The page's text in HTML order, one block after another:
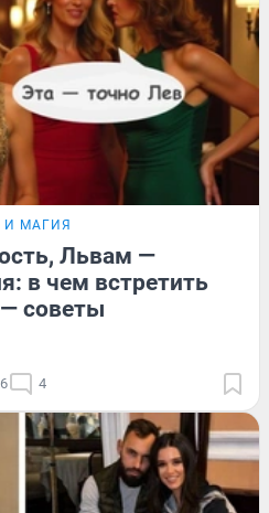
И МАГИЯ
Львам —
в чем встретить
советы
4